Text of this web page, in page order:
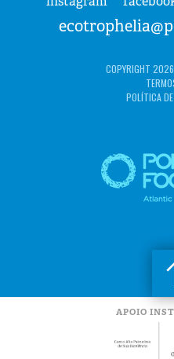
COPYRIGHT
POLÍTICA
APOIO